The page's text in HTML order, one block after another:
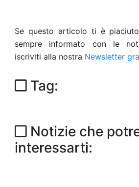
Se questo articolo ti è
sempre informato con le
iscriviti alla nostra Newsletter
Tag:
Notizie che
interessarti: